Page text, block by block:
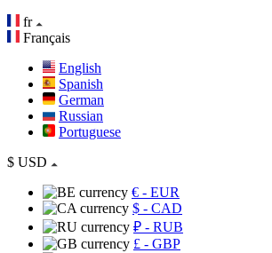
fr
Français
English
Spanish
German
Russian
Portuguese
$ USD
€ - EUR
$ - CAD
₽ - RUB
£ - GBP